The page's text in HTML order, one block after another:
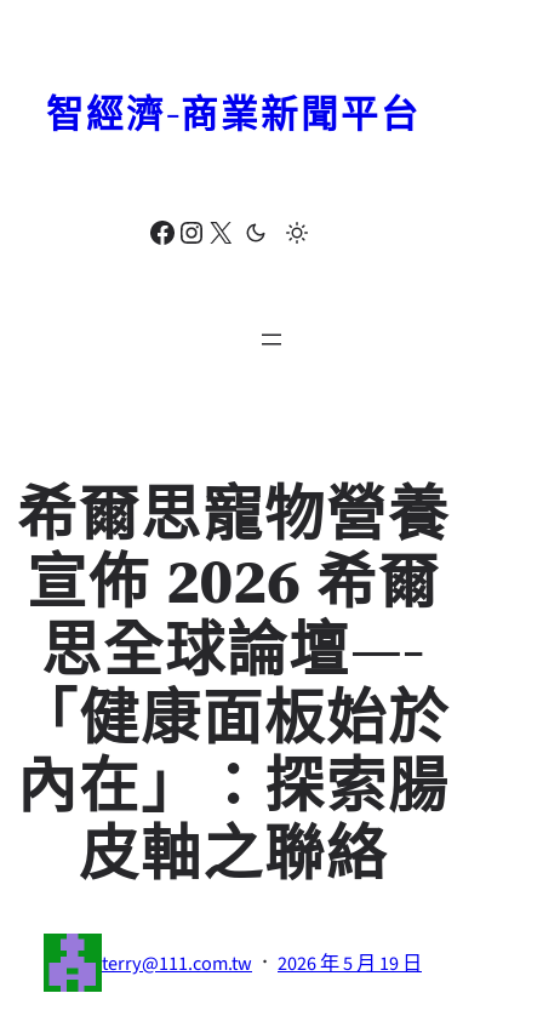
Facebook Instagram X
智經濟-商業新聞平台
希爾思寵物營養
宣佈 2026 希爾
思全球論壇—-
「健康面板始於
內在」：探索腸
皮軸之聯絡
terry@111.com.tw · 2026 年 5 月 19 日